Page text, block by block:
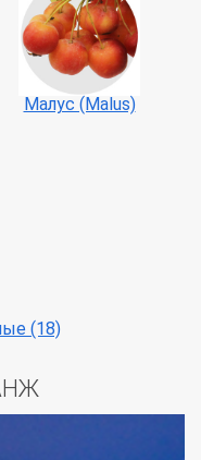
Малус (Malus)
(18)